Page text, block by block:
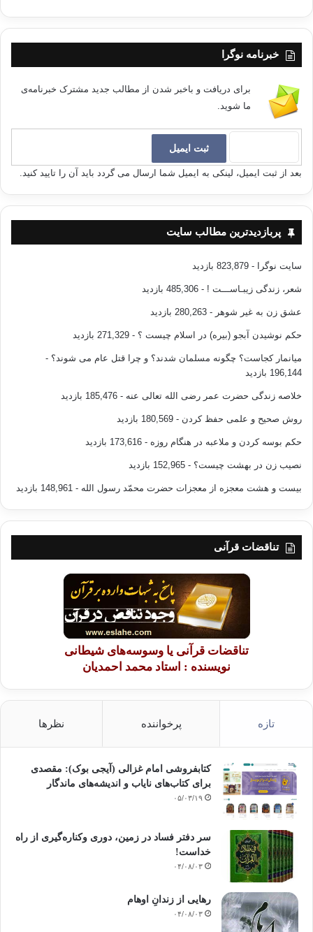
خبرنامه نوگرا
برای دریافت و باخبر شدن از مطالب جدید مشترک خبرنامه‌ی
ما شوید.
بعد از ثبت ایمیل، لینکی به ایمیل شما ارسال می گردد باید آن را تایید کنید.
پربازدیدترین مطالب سایت
سایت نوگرا - 823,879 بازدید
شعر، زندگی زیبـاســـت ! - 485,306 بازدید
عشق زن به غیر شوهر - 280,263 بازدید
حکم نوشیدن آبجو (بیره) در اسلام چیست ؟ - 271,329 بازدید
میانمار کجاست؟ چگونه مسلمان شدند؟ و چرا قتل عام می شوند؟ -
196,144 بازدید
خلاصه زندگی حضرت عمر رضی الله تعالی عنه - 185,476 بازدید
روش صحیح و علمی حفظ کردن - 180,569 بازدید
حکم بوسه کردن و ملاعبه در هنگام روزه - 173,616 بازدید
نصیب زن در بهشت چیست؟ - 152,965 بازدید
بیست و هشت معجزه از معجزات حضرت محمّد رسول الله - 148,961 بازدید
تناقضات قرآنی
تناقضات قرآنی یا وسوسه‌های شیطانی
نویسنده : استاد محمد احمدیان
تازه پرخواننده نظرها
کتابفروشی امام غزالی (آیجی بوک): مقصدی
برای کتاب‌های نایاب و اندیشه‌های ماندگار
۰۵/۰۳/۱۹
سر دفتر فساد در زمین‌، دوری وکناره‌گیری از راه
خداست‌!
۰۴/۰۸/۰۳
رهایی از زندانِ اوهام
۰۴/۰۸/۰۳